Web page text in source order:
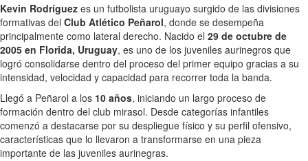
Kevin Rodríguez es un futbolista uruguayo surgido de las divisiones
formativas del Club Atlético Peñarol, donde se desempeña
principalmente como lateral derecho. Nacido el 29 de octubre de
2005 en Florida, Uruguay, es uno de los juveniles aurinegros que
logró consolidarse dentro del proceso del primer equipo gracias a su
intensidad, velocidad y capacidad para recorrer toda la banda.
Llegó a Peñarol a los 10 años, iniciando un largo proceso de
formación dentro del club mirasol. Desde categorías infantiles
comenzó a destacarse por su despliegue físico y su perfil ofensivo,
características que lo llevaron a transformarse en una pieza
importante de las juveniles aurinegras.